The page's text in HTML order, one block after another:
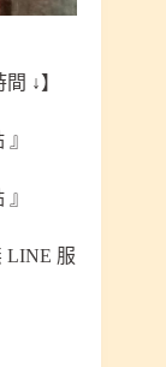
↓】
LINE 服